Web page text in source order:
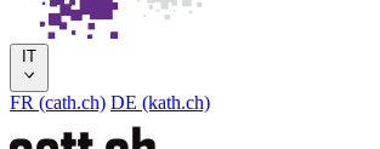
IT
FR (cath.ch) DE (kath.ch)